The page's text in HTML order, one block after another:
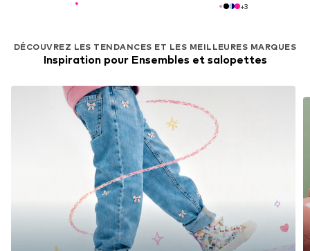
+3
DÉCOUVREZ LES TENDANCES ET LES MEILLEURES MARQUES
Inspiration pour Ensembles et salopettes